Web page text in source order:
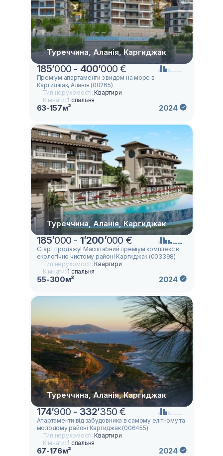
Туреччина, Аланія, Каргиджак
185’000 - 400’000 €
Преміум апартаменти з видом на море в
Каргиджак, Аланія (00265)
Тип нерухомості:Квартири
Кімнати: 1 спальня
63-157м² 2024
Туреччина, Аланія, Каргиджак
185’000 - 1’200’000 €
Старт продажу! Масштабний преміум комплекс в
екологічно чистому районі Каргиджак (003398)
Тип нерухомості:Квартири
Кімнати: 1 спальня
55-300м² 2024
Туреччина, Аланія, Каргиджак
174’900 - 332’350 €
Апартаменти від забудовника в самому елітному та
молодому районі Каргиджак (006455)
Тип нерухомості:Квартири
Кімнати: 1 спальня
67-176м² 2024